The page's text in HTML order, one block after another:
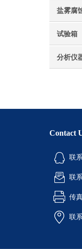
盐雾腐
试验箱
分析仪
Contact
联
联
传
联